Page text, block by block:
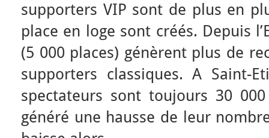
supporters VIP sont de plus en
place en loge sont créés. Depuis
(5 000 places) génèrent plus de
supporters classiques. A Saint-
spectateurs sont toujours 30
généré une hausse de leur